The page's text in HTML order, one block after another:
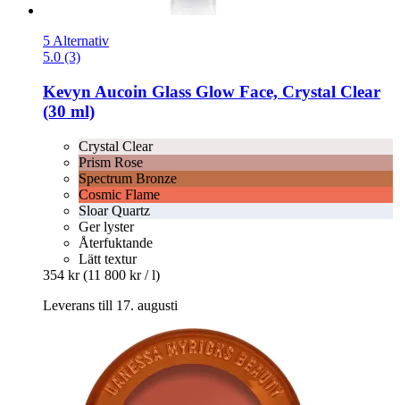
5 Alternativ
5.0 (3)
Kevyn Aucoin Glass Glow Face, Crystal Clear
(30 ml)
Crystal Clear
Prism Rose
Spectrum Bronze
Cosmic Flame
Sloar Quartz
Ger lyster
Återfuktande
Lätt textur
354 kr (11 800 kr / l)
Leverans till 17. augusti